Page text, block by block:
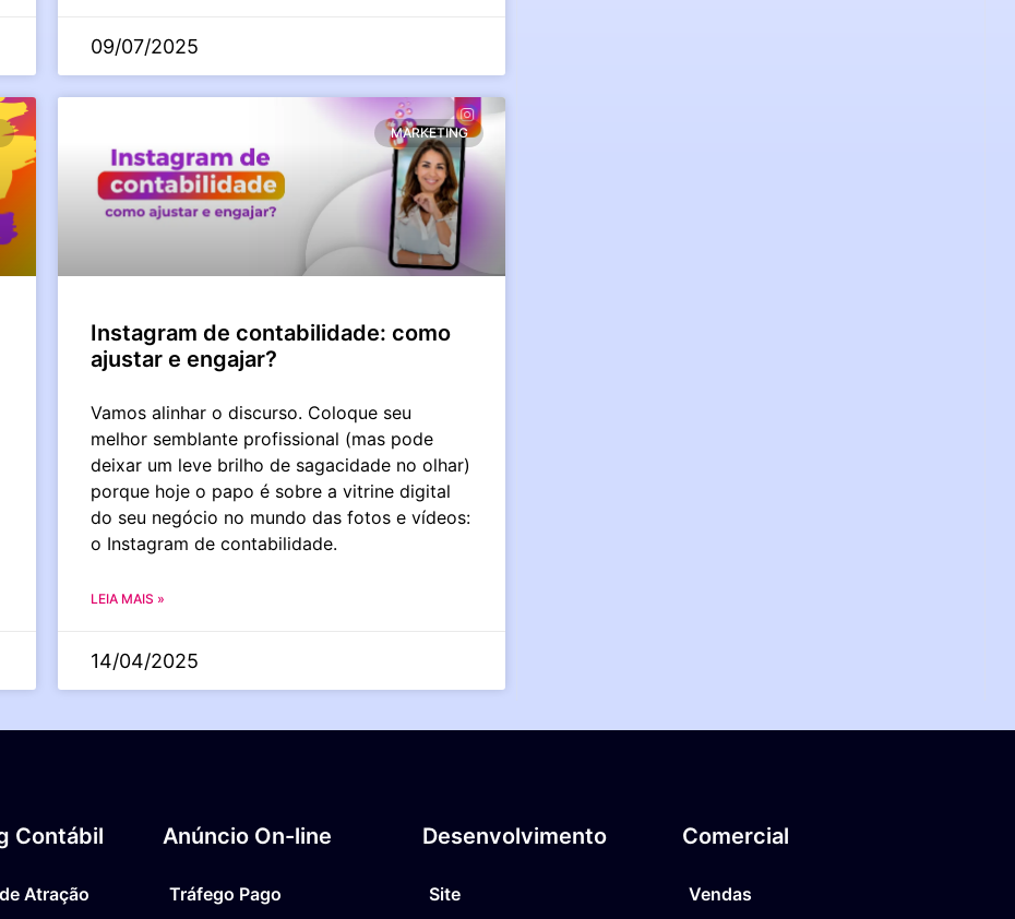
09/07/2025
MARKETING
Instagram de contabilidade: como
ajustar e engajar?
Vamos alinhar o discurso. Coloque seu
melhor semblante profissional (mas pode
deixar um leve brilho de sagacidade no olhar)
porque hoje o papo é sobre a vitrine digital
do seu negócio no mundo das fotos e vídeos:
o Instagram de contabilidade.
LEIA MAIS »
14/04/2025
Contábil
Atração
Anúncio On-line
Tráfego Pago
Desenvolvimento
Site
Comercial
Vendas